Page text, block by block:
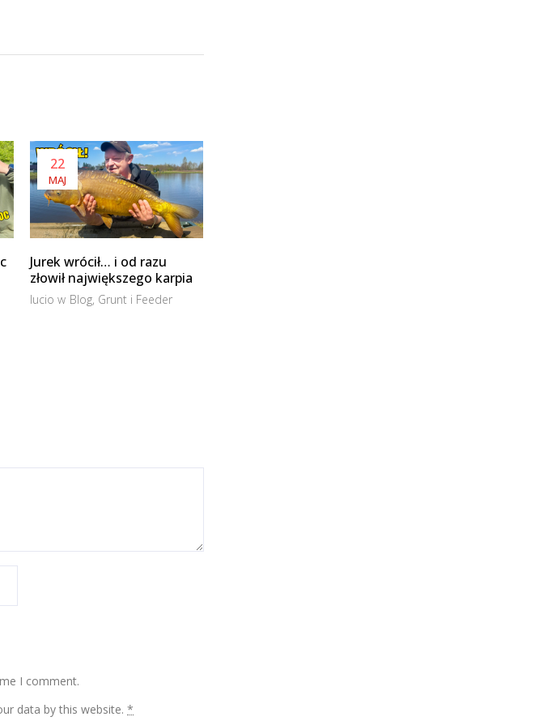
22
MAJ
Jurek wrócił… i od razu
złowił największego karpia
luciow Blog, Grunt i Feeder
I comment.
data by this website. *